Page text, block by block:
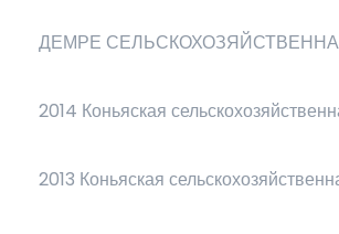
ДЕМРЕ
2014 Коньяская
2013 Коньяская